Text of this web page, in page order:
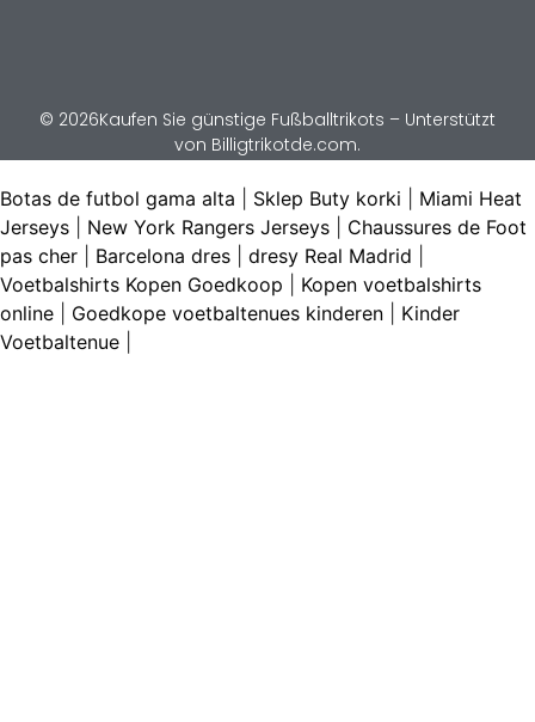
© 2026Kaufen Sie günstige Fußballtrikots – Unterstützt
von Billigtrikotde.com.
Botas de futbol gama alta Sklep Buty korki
Miami Heat
Jerseys
New York Rangers Jerseys
Chaussures de Foot
pas cher
Barcelona dres dresy Real Madrid
Voetbalshirts Kopen Goedkoop
Kopen voetbalshirts
online
Goedkope voetbaltenues kinderen
Kinder
Voetbaltenue